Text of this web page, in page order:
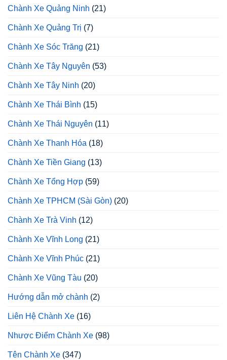
Chành Xe Quảng Ninh (21)
Chành Xe Quảng Trị (7)
Chành Xe Sóc Trăng (21)
Chành Xe Tây Nguyên (53)
Chành Xe Tây Ninh (20)
Chành Xe Thái Bình (15)
Chành Xe Thái Nguyên (11)
Chành Xe Thanh Hóa (18)
Chành Xe Tiền Giang (13)
Chành Xe Tổng Hợp (59)
Chành Xe TPHCM (Sài Gòn) (20)
Chành Xe Trà Vinh (12)
Chành Xe Vĩnh Long (21)
Chành Xe Vĩnh Phúc (21)
Chành Xe Vũng Tàu (20)
Hướng dẫn mở chành (2)
Liên Hệ Chành Xe (16)
Nhược Điểm Chành Xe (98)
Tên Chành Xe (347)